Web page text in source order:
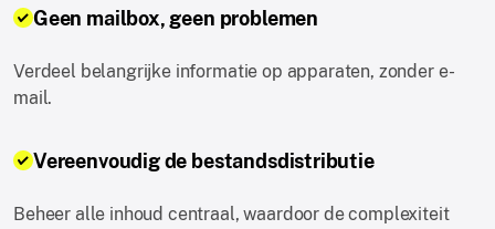
Geen mailbox, geen problemen
Verdeel belangrijke informatie op apparaten, zonder e-
mail.
Vereenvoudig de bestandsdistributie
Beheer alle inhoud centraal, waardoor de complexiteit